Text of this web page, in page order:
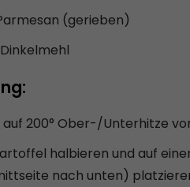
(gerieben)
200° Ober-/Unterhitze
halbieren und auf
nach unten)